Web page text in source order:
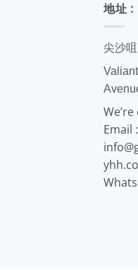
地址 :
尖沙
Email :